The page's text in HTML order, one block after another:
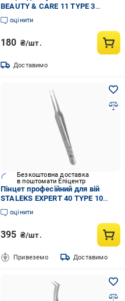
BEAUTY & CARE 11 TYPE 3
широкий скошений (TBC-11/3)
оцінити
180 ₴/шт.
Доставимо
Безкоштовна доставка
в поштомати Епіцентр
Пінцет професійний для вій
STALEKS EXPERT 40 TYPE 10
прямий (TE-40/10)
оцінити
395 ₴/шт.
Привеземо Доставимо